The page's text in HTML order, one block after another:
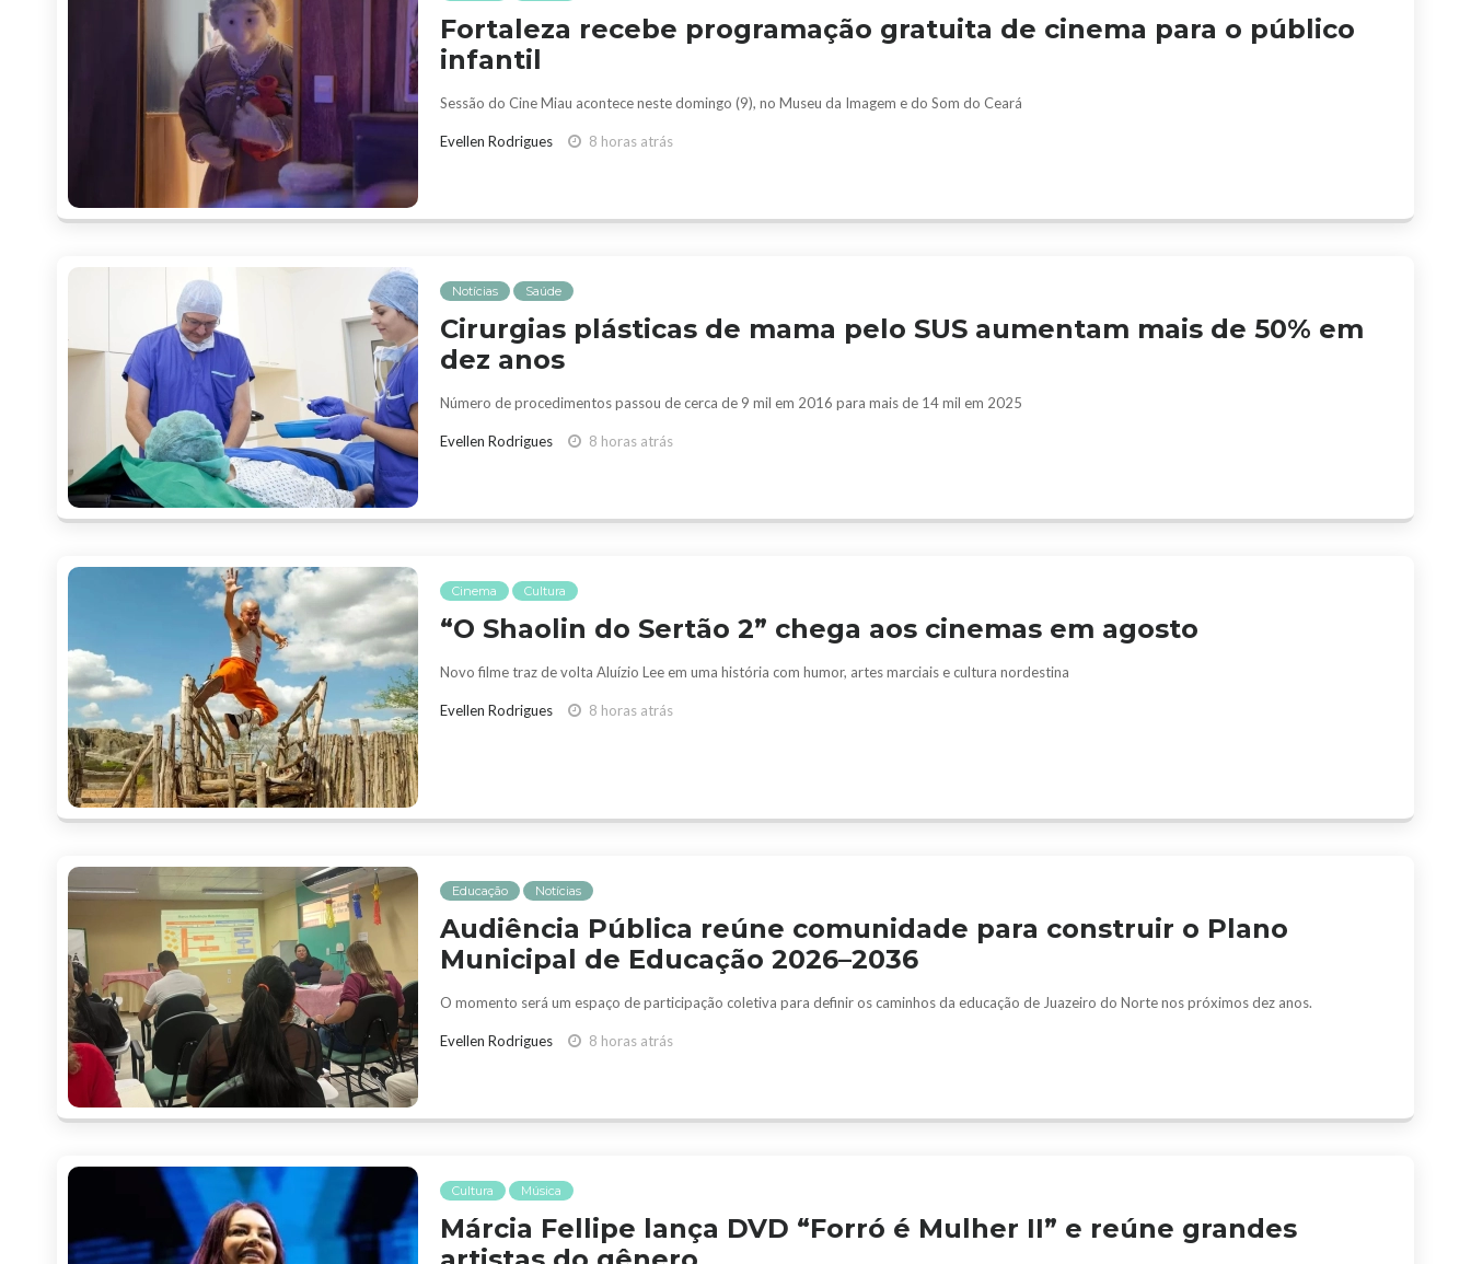
Fortaleza recebe programação gratuita de cinema para o público
infantil
Sessão do Cine Miau acontece neste domingo (9), no Museu da Imagem e do Som do Ceará
Evellen Rodrigues 8 horas atrás
Notícias Saúde
Cirurgias plásticas de mama pelo SUS aumentam mais de 50% em
dez anos
Número de procedimentos passou de cerca de 9 mil em 2016 para mais de 14 mil em 2025
Evellen Rodrigues 8 horas atrás
Cinema Cultura
“O Shaolin do Sertão 2” chega aos cinemas em agosto
Novo filme traz de volta Aluízio Lee em uma história com humor, artes marciais e cultura nordestina
Evellen Rodrigues 8 horas atrás
Educação Notícias
Audiência Pública reúne comunidade para construir o Plano
Municipal de Educação 2026–2036
O momento será um espaço de participação coletiva para definir os caminhos da educação de Juazeiro do Norte nos próximos dez anos.
Evellen Rodrigues 8 horas atrás
Cultura Música
Márcia Fellipe lança DVD “Forró é Mulher II” e reúne grandes